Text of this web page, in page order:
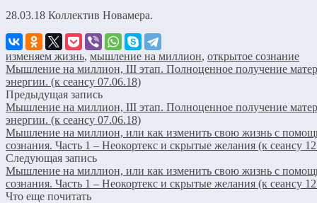
28.03.18 Коллектив Новамера.
изменяем жизнь, мышление на миллион, открытое сознание
Мышление на миллион, III этап. Полноценное получение
энергии. (к сеансу 07.06.18)
Предыдущая запись
Мышление на миллион, III этап. Полноценное получение
энергии. (к сеансу 07.06.18)
Мышление на миллион, или как изменить свою жизнь с
сознания. Часть 1 – Неокортекс и скрытые желания (к сеансу
Следующая запись
Мышление на миллион, или как изменить свою жизнь с
сознания. Часть 1 – Неокортекс и скрытые желания (к сеансу
Что еще почитать